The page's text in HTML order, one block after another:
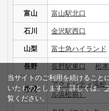
富山 富山駅北口
石川 金沢駅西口
山梨 富士急ハイランド
長野 長野駅東口 松
静岡
アクトシティ浜
ル浜松前）
当サイトのご利用を続けること
いたものとします。詳しくは、
覧ください。